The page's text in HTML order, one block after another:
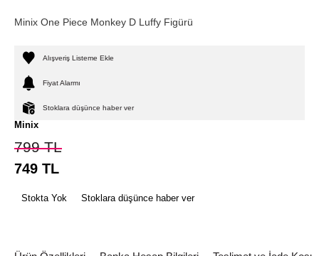
Minix One Piece Monkey D Luffy Figürü
Alışveriş Listeme Ekle
Fiyat Alarmı
Stoklara düşünce haber ver
Minix
799TL
749 TL
Stokta Yok Stoklara düşünce haber ver